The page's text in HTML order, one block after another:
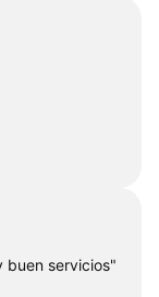
buen servicios"